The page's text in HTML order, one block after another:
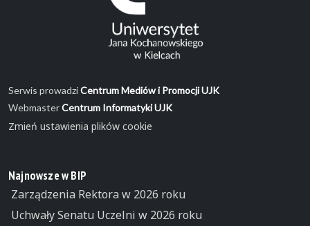
Serwis prowadziCentrum Mediów i Promocji UJK
WebmasterCentrum Informatyki UJK
Zmień ustawienia plików cookie
Najnowsze w BIP
Zarządzenia Rektora w 2026 roku
Uchwały Senatu Uczelni w 2026 roku